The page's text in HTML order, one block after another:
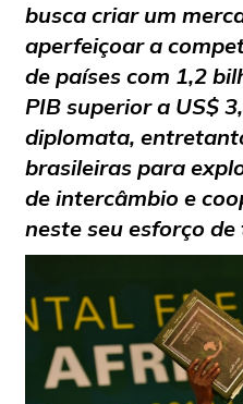
busca criar um
aperfeiçoar a
de países com 1,2
PIB superior a US$
diplomata,
brasileiras para
de intercâmbio e
neste seu esforço